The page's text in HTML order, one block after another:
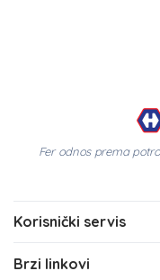
Fer odnos prema
Korisnički servis
Brzi linkovi